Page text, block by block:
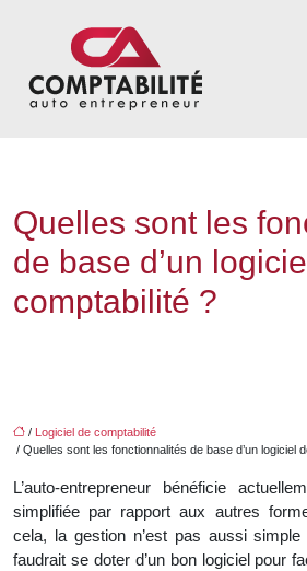
Quelles sont les
de base d’un
comptabilité ?
/ Logiciel de comptabilité
/ Quelles sont les fonctionnalités de base d’un logiciel
L’auto-entrepreneur bénéficie
simplifiée par rapport aux autres
cela, la gestion n’est pas aussi
faudrait se doter d’un bon logiciel pour